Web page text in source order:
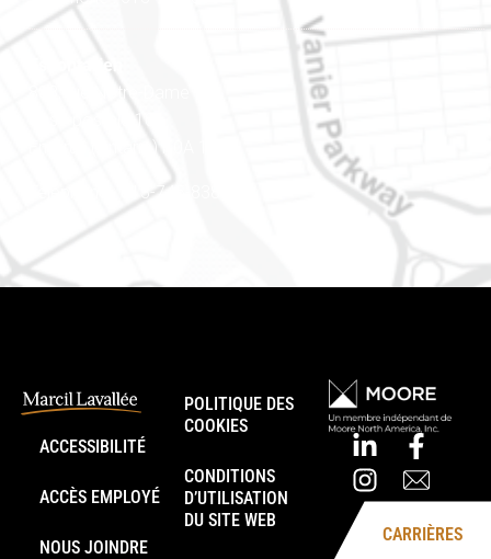
Est ontarien
888, rue Notre-Dame
Case postale 101
Embrun (Ontario) K0A 1W1
Téléphone : 613-745-8387
ACCESSIBILITÉ
ACCÈS EMPLOYÉ
NOUS JOINDRE
POLITIQUE DES
COOKIES
CONDITIONS
D’UTILISATION
DU SITE WEB
CARRIÈRES